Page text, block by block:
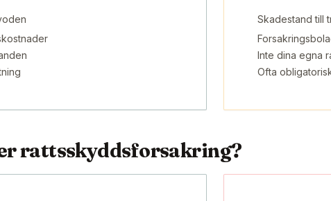
Skadestand till
Inte dina egna
Ofta
rattsskyddsforsakring?